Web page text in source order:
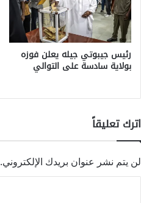
رئيس جيبوتي جيله يعلن فوزه
بولاية سادسة على التوالي
اترك تعليقاً
لن يتم نشر عنوان بريدك الإلكتروني.